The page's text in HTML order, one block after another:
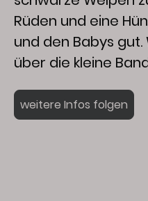
Rüden und eine
und den Babys
über die kleine
weitere Infos folgen